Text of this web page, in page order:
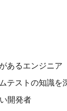
あるエンジニア
テストの知識を
開発者